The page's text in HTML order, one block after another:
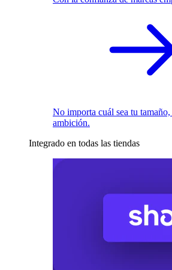
No importa cuál sea tu
ambición.
Integrado en todas las tiendas